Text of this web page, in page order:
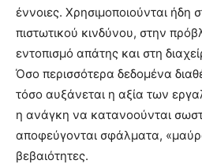
έννοιες. Χρησιμοποιούνται ήδη
πιστωτικού κινδύνου, στην
εντοπισμό απάτης και στη
Όσο περισσότερα δεδομένα
τόσο αυξάνεται η αξία των
η ανάγκη να κατανοούνται
αποφεύγονται σφάλματα,
βεβαιότητες.